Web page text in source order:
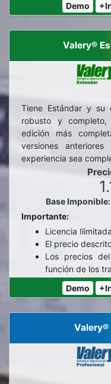
Demo
Valery®
Tiene Estándar y su
robusto y completo,
edición más
versiones
experiencia sea
Base
Importante:
Licencia
El precio
Los precios
función de los
Demo
Valery®